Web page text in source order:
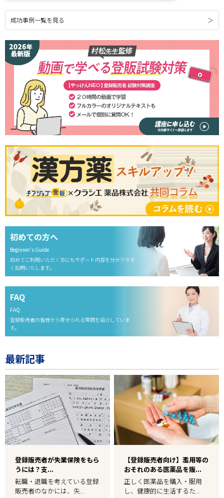
成功事例一覧を見る
初めての方へ
Beginner's Guide
初めてご利用いただく方にもサポート内容を分かりやす
く説明いたします。
FAQ
FAQ
登録販売者の皆様から寄せられる質問を紹介していま
す。
最新記事
登録販売者が失業保険をもら
うには？支...
転職・退職を考えている登録
販売者のなかには、失...
【登録販売者向け】濫用等の
おそれのある医薬品を販...
正しく医薬品を購入・服用
し、健康的に生活するた...